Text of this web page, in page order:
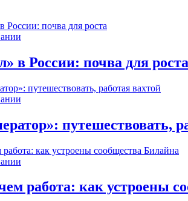
в России: почва для роста
путешествовать,
работа: как устроены